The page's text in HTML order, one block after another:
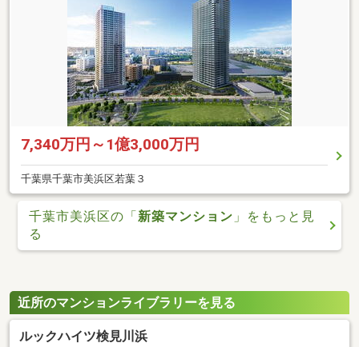
7,340万円～1億3,000万円
千葉県千葉市美浜区若葉３
千葉市美浜区の「新築マンション 」をもっと見
る
近所のマンションライブラリーを見る
ルックハイツ検見川浜